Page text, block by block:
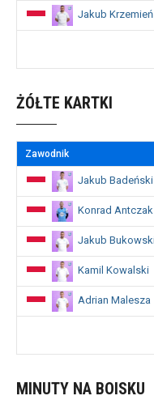
Jakub Krzemień
ŻÓŁTE KARTKI
Zawodnik
Jakub Badeński
Konrad Antczak
Jakub
Kamil Kowalski
Adrian Malesza
MINUTY NA BOISKU